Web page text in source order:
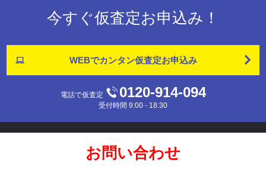
今すぐ仮査定お申込み！
WEBでカンタン仮査定お申込み
電話で仮査定 0120-914-094
受付時間 9:00 - 18:30
お問い合わせ